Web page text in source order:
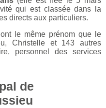
qui est classée dans la
directs aux particuliers.
le même prénom que le
Christelle et 143 autres
personnel des services
de